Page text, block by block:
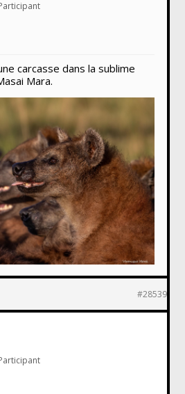
carcasse dans la sublime
Mara.
#28539